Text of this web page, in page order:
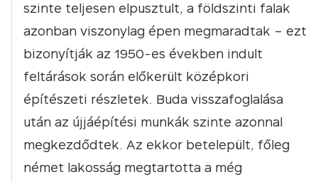
szinte teljesen elpusztult, a földszinti falak
azonban viszonylag épen megmaradtak – ezt
bizonyítják az 1950-es években indult
feltárások során előkerült középkori
építészeti részletek. Buda visszafoglalása
után az újjáépítési munkák szinte azonnal
megkezdődtek. Az ekkor betelepült, főleg
német lakosság megtartotta a még